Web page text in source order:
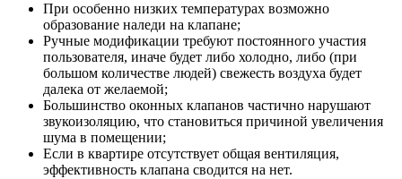
При особенно низких температурах возможно
образование наледи на клапане;
Ручные модификации требуют постоянного участия
пользователя, иначе будет либо холодно, либо (при
большом количестве людей) свежесть воздуха будет
далека от желаемой;
Большинство оконных клапанов частично нарушают
звукоизоляцию, что становиться причиной увеличения
шума в помещении;
Если в квартире отсутствует общая вентиляция,
эффективность клапана сводится на нет.